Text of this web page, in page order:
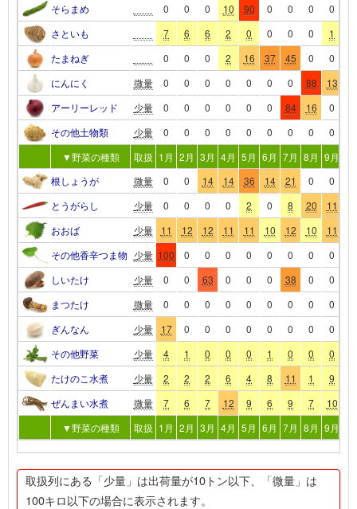
そらまめ
0 0 0 10 90 0 0 0 0
さといも
7 6 6 2 0 0 0 0 1
たまねぎ
0 0 0 2 16 37 45 0 0
にんにく
微量 0 0 0 0 0 0 0 88 13
アーリーレッド
少量 0 0 0 0 0 0 84 16 0
その他土物類
少量 0 0 0 0 0 0 0 0 0
▼野菜の種類
取扱 1月 2月 3月 4月 5月 6月 7月 8月 9月
根しょうが
微量 0 0 14 14 36 14 21 0 0
とうがらし
少量 0 0 0 0 2 0 8 20 11
おおば
少量 11 12 12 11 11 10 12 10 11
その他香辛つま物 少量 100 0 0 0 0 0 0 0 0
しいたけ
少量 0 0 63 0 0 0 38 0 0
まつたけ
微量 0 0 0 0 0 0 0 0 0
ぎんなん
少量 17 0 0 0 0 0 0 0 0
その他野菜
少量 4 1 0 0 0 1 0 0 0
たけのこ水煮
少量 2 2 2 6 4 8 11 1 9
ぜんまい水煮
微量 7 6 7 12 9 6 9 7 10
▼野菜の種類
取扱 1月 2月 3月 4月 5月 6月 7月 8月 9月
取扱列にある「少量」は出荷量が10トン以下、「微量」は
100キロ以下の場合に表示されます。